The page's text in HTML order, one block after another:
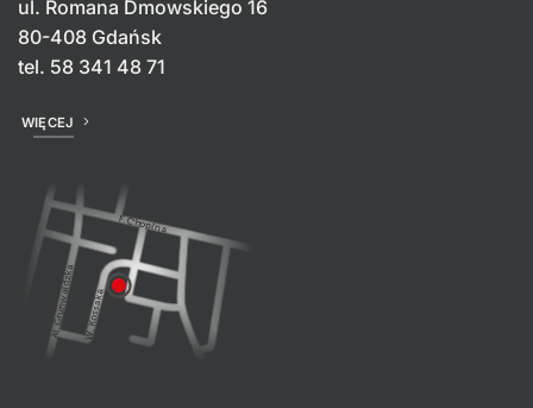
ul. Romana Dmowskiego 16
80-408 Gdańsk
tel. 58 341 48 71
WIĘCEJ